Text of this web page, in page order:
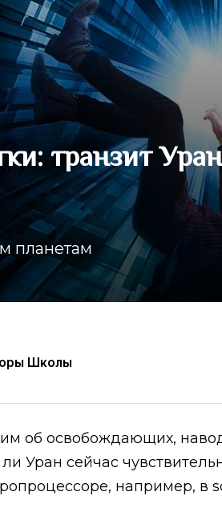
транзит
планетам
Школы
об освобождающих,
Уран сейчас
например, в